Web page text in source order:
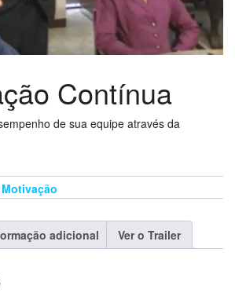
Contínua
de sua equipe através da
Motivação
adicional Ver o Trailer